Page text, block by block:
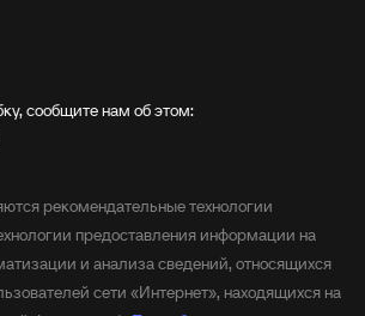
сообщите нам об этом:
рекомендательные технологии
предоставления информации на
и анализа сведений, относящихся
сети «Интернет», находящихся на